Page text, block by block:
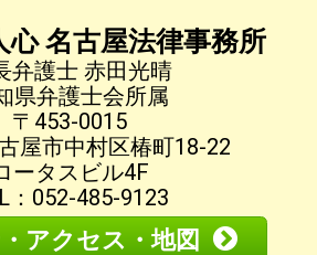
心 名古屋法律事務所
弁護士 赤田光晴
県弁護士会所属
〒453-0015
屋市中村区椿町18-22
ータスビル4F
：052-485-9123
アクセス・地図